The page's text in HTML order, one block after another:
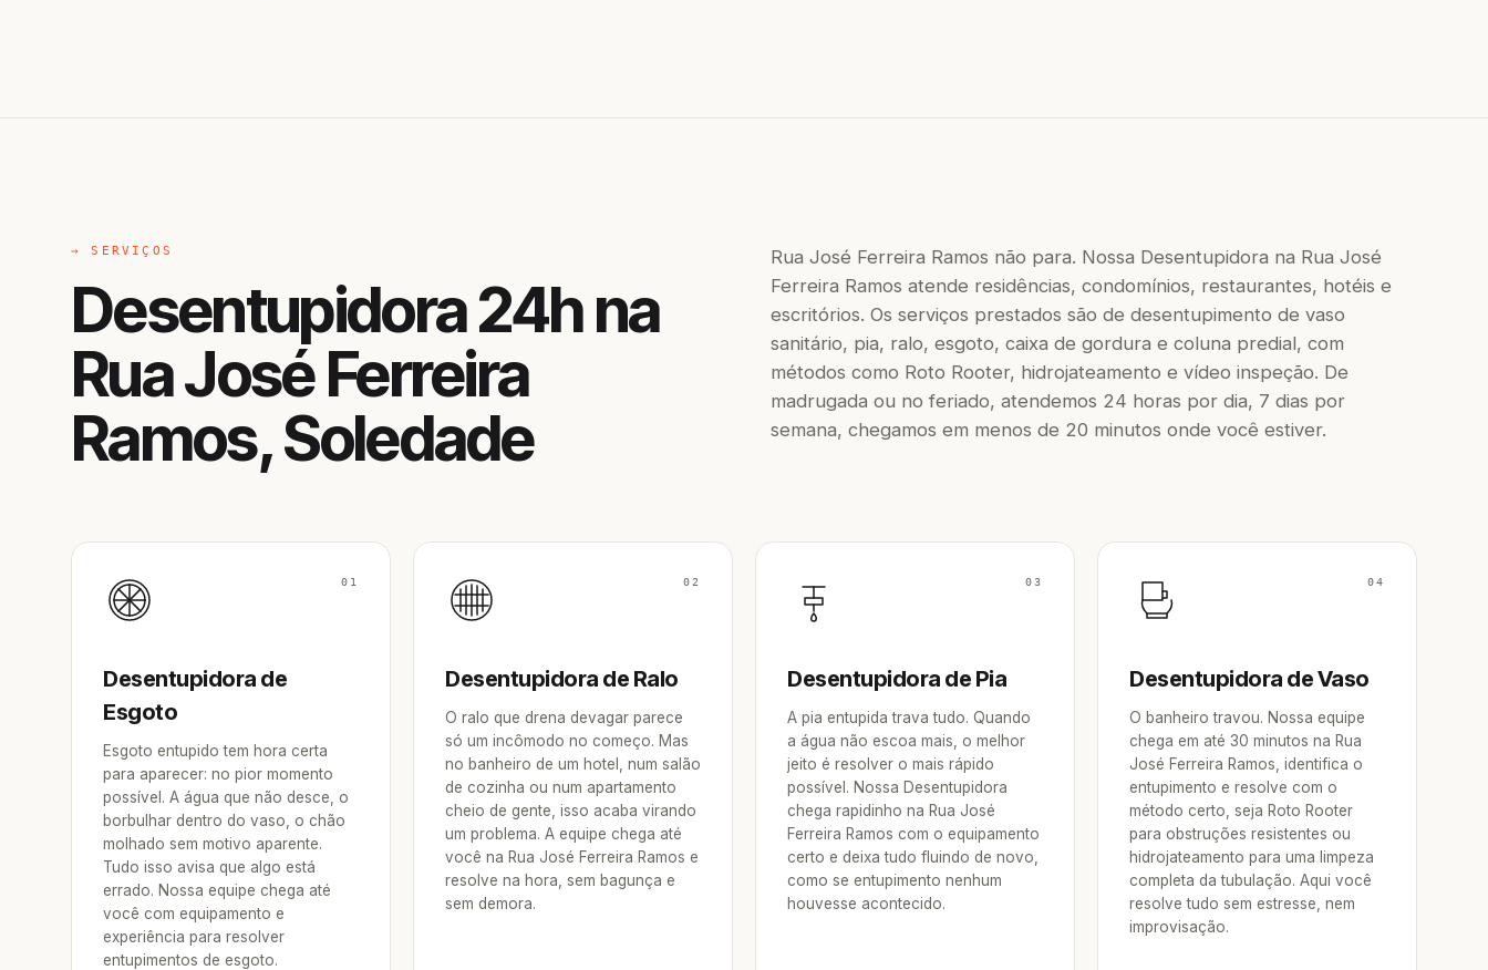
→ SERVIÇOS
Desentupidora 24h na
Rua José Ferreira
Ramos, Soledade
Rua José Ferreira Ramos não para. Nossa Desentupidora na Rua José
Ferreira Ramos atende residências, condomínios, restaurantes, hotéis e
escritórios. Os serviços prestados são de desentupimento de vaso
sanitário, pia, ralo, esgoto, caixa de gordura e coluna predial, com
métodos como Roto Rooter, hidrojateamento e vídeo inspeção. De
madrugada ou no feriado, atendemos 24 horas por dia, 7 dias por
semana, chegamos em menos de 20 minutos onde você estiver.
01
Desentupidora de
Esgoto
Esgoto entupido tem hora certa
para aparecer: no pior momento
possível. A água que não desce, o
borbulhar dentro do vaso, o chão
molhado sem motivo aparente.
Tudo isso avisa que algo está
errado. Nossa equipe chega até
você com equipamento e
experiência para resolver
entupimentos de esgoto.
02
Desentupidora de Ralo
O ralo que drena devagar parece
só um incômodo no começo. Mas
no banheiro de um hotel, num salão
de cozinha ou num apartamento
cheio de gente, isso acaba virando
um problema. A equipe chega até
você na Rua José Ferreira Ramos e
resolve na hora, sem bagunça e
sem demora.
03
Desentupidora de Pia
A pia entupida trava tudo. Quando
a água não escoa mais, o melhor
jeito é resolver o mais rápido
possível. Nossa Desentupidora
chega rapidinho na Rua José
Ferreira Ramos com o equipamento
certo e deixa tudo fluindo de novo,
como se entupimento nenhum
houvesse acontecido.
04
Desentupidora de Vaso
O banheiro travou. Nossa equipe
chega em até 30 minutos na Rua
José Ferreira Ramos, identifica o
entupimento e resolve com o
método certo, seja Roto Rooter
para obstruções resistentes ou
hidrojateamento para uma limpeza
completa da tubulação. Aqui você
resolve tudo sem estresse, nem
improvisação.